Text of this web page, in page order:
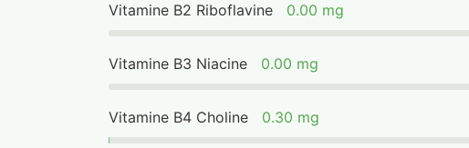
Vitamine B2 Riboflavine 0.00 mg
Vitamine B3 Niacine 0.00 mg
Vitamine B4 Choline 0.30 mg